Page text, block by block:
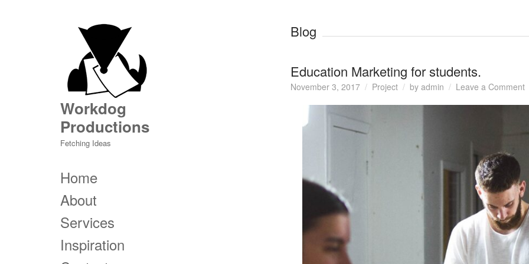
Workdog
Productions
Fetching Ideas
Home
About
Services
Inspiration
Blog
Education Marketing for students.
November 3, 2017 Project by admin Leave a Commenton